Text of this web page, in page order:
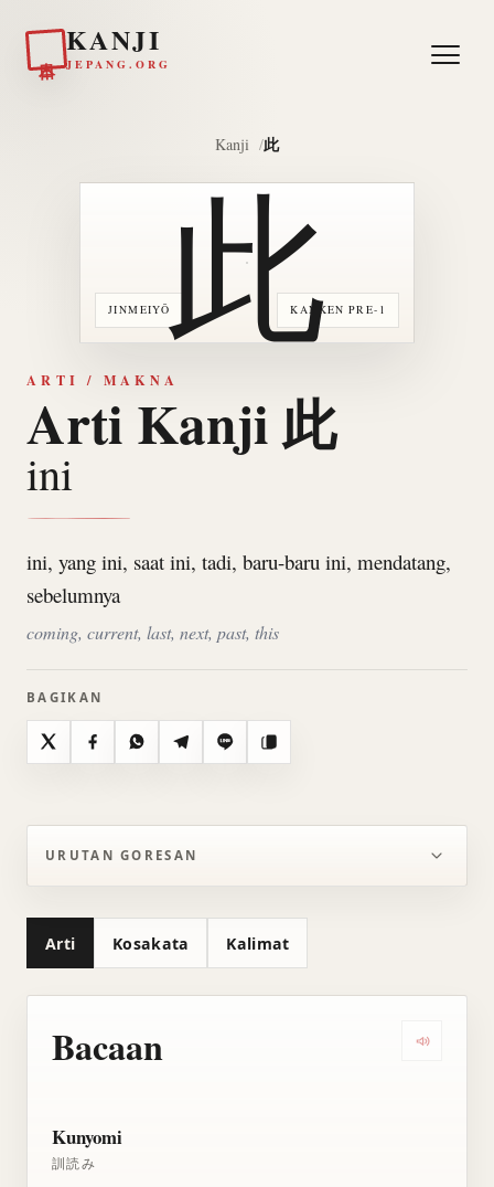
KANJI
JEPANG.ORG
Kanji 此
JINMEIYŌ KANKEN PRE-1
此
ARTI / MAKNA
Arti Kanji 此
ini
ini, yang ini, saat ini, tadi, baru-baru ini, mendatang,
sebelumnya
coming, current, last, next, past, this
BAGIKAN
X FacebookWhatsAppTelegramLine Salin
URUTAN GORESAN
Arti Kosakata Kalimat
Bacaan
Kunyomi
訓読み